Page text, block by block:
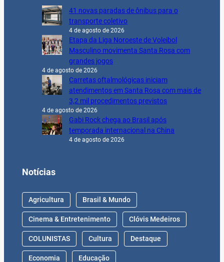
41 novas paradas de ônibus para o
transporte coletivo
4 de agosto de 2026
Etapa da Liga Noroeste de Voleibol
Masculino movimenta Santa Rosa com
grandes jogos
4 de agosto de 2026
Carretas oftalmológicas iniciam
atendimentos em Santa Rosa com mais de
3,2 mil procedimentos previstos
4 de agosto de 2026
Gabi Rock chega ao Brasil após
temporada internacional na China
4 de agosto de 2026
Notícias
Agricultura Brasil & Mundo
Cinema & Entretenimento Clóvis Medeiros
COLUNISTAS Cultura Destaque
Economia Educação